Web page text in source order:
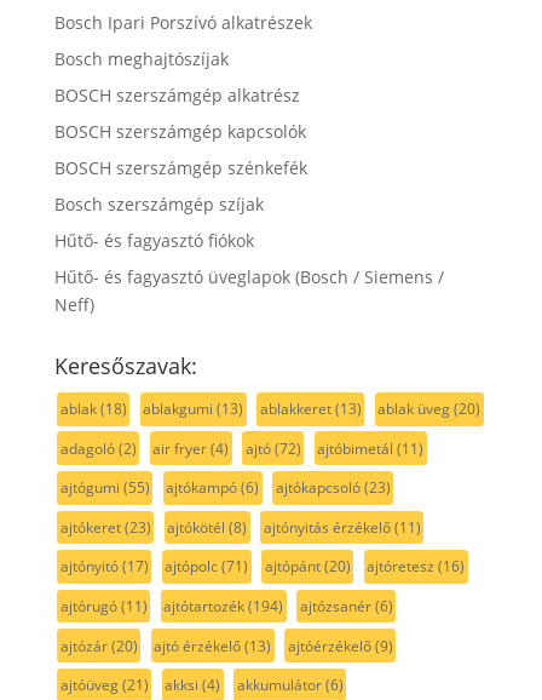
Bosch Ipari Porszívó alkatrészek
Bosch meghajtószíjak
BOSCH szerszámgép alkatrész
BOSCH szerszámgép kapcsolók
BOSCH szerszámgép szénkefék
Bosch szerszámgép szíjak
Hűtő- és fagyasztó fiókok
Hűtő- és fagyasztó üveglapok (Bosch / Siemens /
Neff)
Keresőszavak:
ablak(18) ablakgumi (13) ablakkeret(13) ablak üveg(20)
adagoló(2) air fryer(4) ajtó(72) ajtóbimetál (11)
ajtógumi (55) ajtókampó(6) ajtókapcsoló(23)
ajtókeret(23) ajtókötél (8) ajtónyitás érzékelő(11)
ajtónyitó(17) ajtópolc(71) ajtópánt(20) ajtóretesz (16)
ajtórugó(11) ajtótartozék(194) ajtózsanér(6)
ajtózár(20) ajtó érzékelő(13) ajtóérzékelő(9)
ajtóüveg(21) akksi (4) akkumulátor(6)